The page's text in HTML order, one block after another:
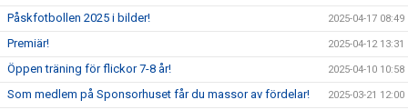
Påskfotbollen 2025 i bilder! 2025-04-17 08:49
Premiär! 2025-04-12 13:31
Öppen träning för flickor 7-8 år! 2025-04-10 10:58
Som medlem på Sponsorhuset får du massor av fördelar! 2025-03-21 12:00